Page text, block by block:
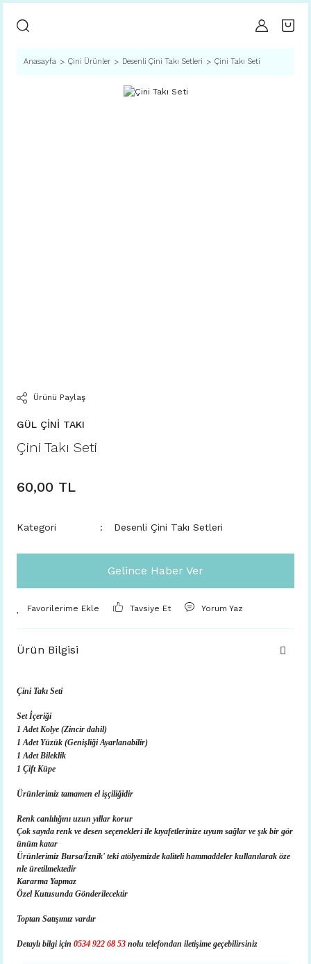
Anasayfa Çini Ürünler Desenli Çini Takı Setleri Çini Takı Seti
Ürünü Paylaş
GÜL ÇİNİ TAKI
Çini Takı Seti
60,00 TL
Kategori Desenli Çini Takı Setleri
Gelince Haber Ver
Tavsiye Et Yorum Yaz
Ürün Bilgisi
Çini Takı Seti
Set İçeriği
1 Adet Kolye (Zincir dahil)
1 Adet Yüzük (Genişliği Ayarlanabilir)
1 Adet Bileklik
1 Çift Küpe
Ürünlerimiz tamamen el işçiliğidir
Renk canlılığını uzun yıllar korur
Çok sayıda renk ve desen seçenekleri ile kıyafetlerinize uyum sağlar ve şık bir gör
ünüm katar
Ürünlerimiz Bursa/İznik' teki atölyemizde kaliteli hammaddeler kullanılarak öze
nle üretilmektedir
Kararma Yapmaz
Özel Kutusunda Gönderilecektir
Toptan Satışımız vardır
Detaylı bilgi için 0534 922 68 53 nolu telefondan iletişime geçebilirsiniz